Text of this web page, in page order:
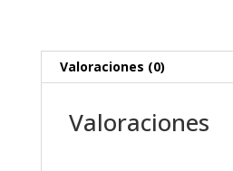
Valoraciones (0)
Valoraciones